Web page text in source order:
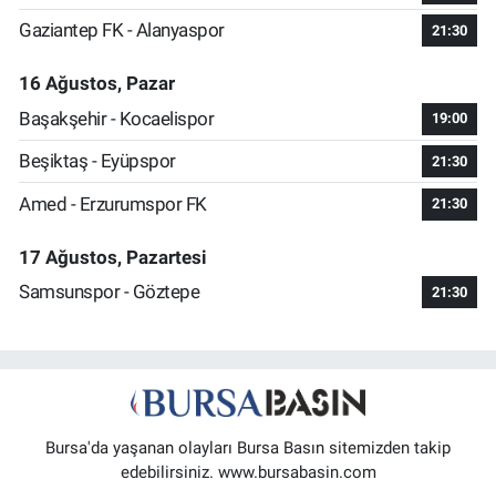
Gaziantep FK - Alanyaspor 21:30
16 Ağustos, Pazar
Başakşehir - Kocaelispor
19:00
Beşiktaş - Eyüpspor 21:30
Amed - Erzurumspor FK 21:30
17 Ağustos, Pazartesi
Samsunspor - Göztepe
21:30
Bursa'da yaşanan olayları Bursa Basın sitemizden takip
edebilirsiniz. www.bursabasin.com